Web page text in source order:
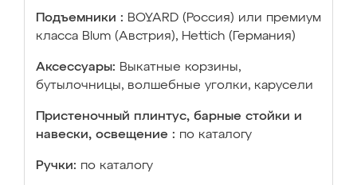
Подъемники : BOYARD (Россия) или премиум
класса Blum (Австрия), Hettich (Германия)
Аксессуары: Выкатные корзины,
бутылочницы, волшебные уголки, карусели
Пристеночный плинтус, барные стойки и
навески, освещение : по каталогу
Ручки: по каталогу